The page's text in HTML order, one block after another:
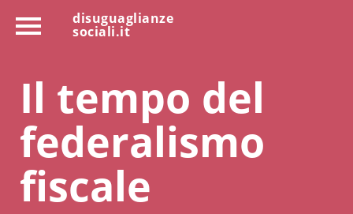
disuguaglianze
sociali.it
Il tempo del
federalismo
fiscale